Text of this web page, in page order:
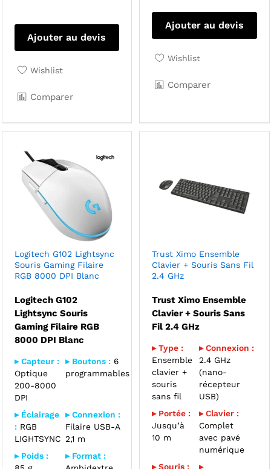
Ajouter au devis
Wishlist
Comparer
Ajouter au devis
Wishlist
Comparer
Logitech G102 Lightsync
Souris Gaming Filaire
RGB 8000 DPI Blanc
Logitech G102
Lightsync Souris
Gaming Filaire RGB
8000 DPI Blanc
▸ Capteur :
Optique
200-8000
DPI
▸ Boutons :6
programmables
▸ Éclairage
:RGB
LIGHTSYNC
▸ Connexion :
Filaire USB-A
2,1 m
▸ Poids :
▸ Format :
Trust Ximo Ensemble
Clavier + Souris Sans Fil
2.4 GHz
Trust Ximo Ensemble
Clavier + Souris Sans
Fil 2.4 GHz
▸ Type :
Ensemble
clavier +
souris
sans fil
▸ Connexion :
2.4 GHz
(nano-
récepteur
USB)
▸ Portée :
Jusqu’à
10 m
▸ Clavier :
Complet
avec pavé
numérique
▸ Souris :
▸